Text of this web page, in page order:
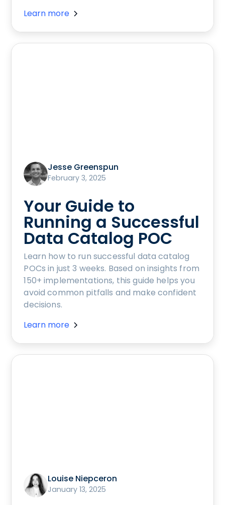
Learn more
Jesse Greenspun
February 3, 2025
Your Guide to
Running a Successful
Data Catalog POC
Learn how to run successful data catalog
POCs in just 3 weeks. Based on insights from
150+ implementations, this guide helps you
avoid common pitfalls and make confident
decisions.
Learn more
Louise Niepceron
January 13, 2025